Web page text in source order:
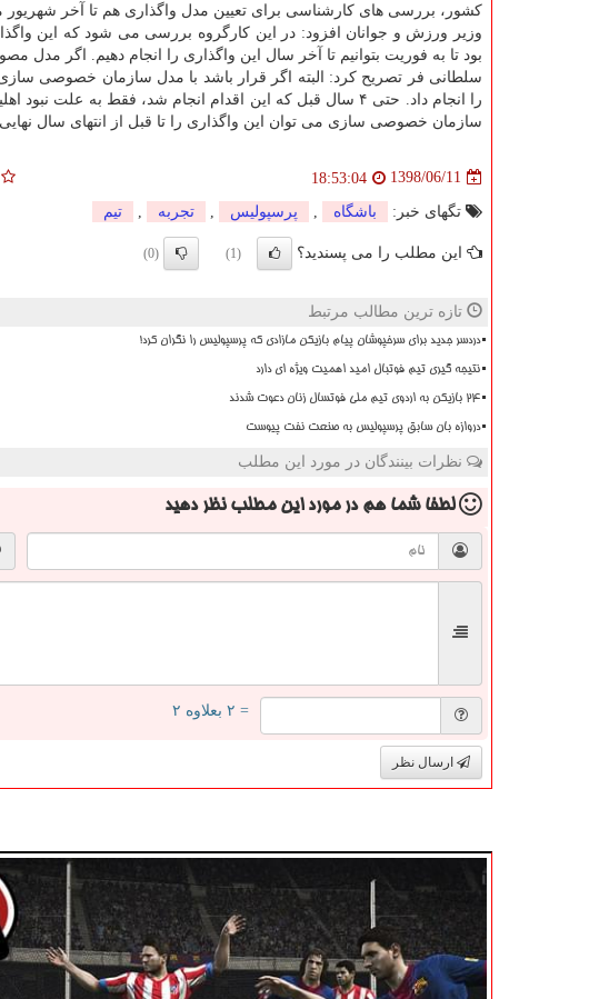
كشور، بررسی های كارشناسی برای تعیین مدل واگذاری هم تا آخر شهریور
وزیر ورزش و جوانان افزود: در این كارگروه بررسی می شود كه این
بود تا به فوریت بتوانیم تا آخر سال این واگذاری را انجام دهیم. اگر
سلطانی فر تصریح كرد: البته اگر قرار باشد با مدل سازمان خصوصی
را انجام داد. حتی ۴ سال قبل كه این اقدام انجام شد، فقط به
سازمان خصوصی سازی می توان این واگذاری را تا قبل از انتهای سال
1398/06/11
18:53:04
تگهای خبر: باشگاه پرسپولیس تجربه تیم
این مطلب را می پسندید؟ (1)
(0)
تازه ترین مطالب مرتبط
دردسر جدید برای سرخپوشان پیام بازیکن مازادی که پرسپولیس را نگران کرد!
نتیجه گیری تیم فوتبال امید اهمیت ویژه ای دارد
۲۴ بازیکن به اردوی تیم ملی فوتسال زنان دعوت شدند
دروازه بان سابق پرسپولیس به صنعت نفت پیوست
نظرات بینندگان در مورد این مطلب
لطفا شما همدر مورد این مطلب نظر دهید
= ۲ بعلاوه ۲
ارسال نظر